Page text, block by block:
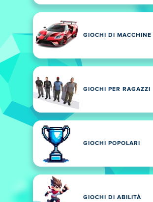
GIOCHI DI MACCHINE
GIOCHI PER RAGAZZI
GIOCHI POPOLARI
GIOCHI DI ABILITÀ